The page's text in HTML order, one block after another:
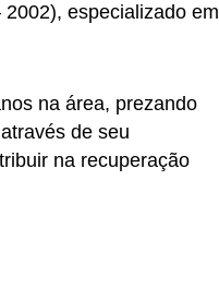
especializado em
na área, prezando
de seu
na recuperação